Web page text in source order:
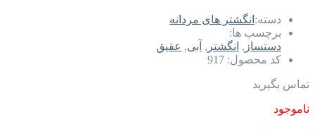
دسته: انگشتر های مردانه
برچسب ها:
دستساز , انگشتر , آبی, عقیق
کد محصول: 917
تماس بگیرید
ناموجود